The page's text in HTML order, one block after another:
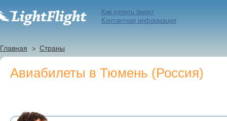
Как купить билет
Контактная информация
Главная Страны
Авиабилеты в Тюмень (Россия)